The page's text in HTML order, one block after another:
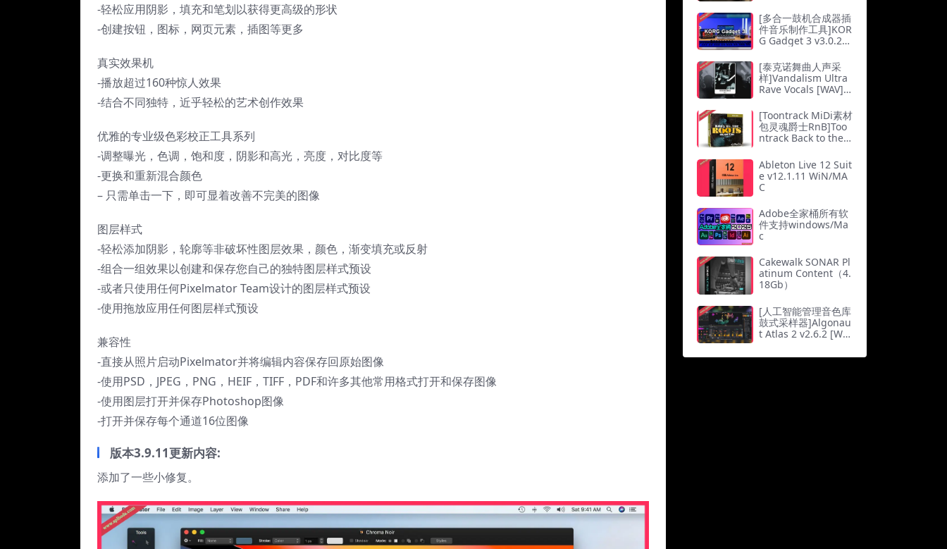
-轻松应用阴影，填充和笔划以获得更高级的形状
-创建按钮，图标，网页元素，插图等更多
真实效果机
-播放超过160种惊人效果
-结合不同独特，近乎轻松的艺术创作效果
优雅的专业级色彩校正工具系列
-调整曝光，色调，饱和度，阴影和高光，亮度，对比度等
-更换和重新混合颜色
– 只需单击一下，即可显着改善不完美的图像
图层样式
-轻松添加阴影，轮廓等非破坏性图层效果，颜色，渐变填充或反射
-组合一组效果以创建和保存您自己的独特图层样式预设
-或者只使用任何Pixelmator Team设计的图层样式预设
-使用拖放应用任何图层样式预设
兼容性
-直接从照片启动Pixelmator并将编辑内容保存回原始图像
-使用PSD，JPEG，PNG，HEIF，TIFF，PDF和许多其他常用格式打开和保存图像
-使用图层打开并保存Photoshop图像
-打开并保存每个通道16位图像
版本3.9.11更新内容:
添加了一些小修复。
49Gb）
[多合一鼓机合成器插
件音乐制作工具]KOR
G Gadget 3 v3.0.26
b）
[泰克诺舞曲人声采
样]Vandalism Ultra
Rave Vocals [WAV]
[Toontrack MiDi素材
包灵魂爵士RnB]Too
ntrack Back to the R
b）
Ableton Live 12 Suit
e v12.1.11 WiN/MA
C
Adobe全家桶所有软
件支持windows/Ma
c
Cakewalk SONAR Pl
atinum Content（4.
18Gb）
[人工智能管理音色库
鼓式采样器]Algonau
t Atlas 2 v2.6.2 [Wi